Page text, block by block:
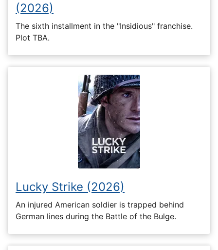
(2026)
The sixth installment in the "Insidious" franchise.
Plot TBA.
Lucky Strike (2026)
An injured American soldier is trapped behind
German lines during the Battle of the Bulge.